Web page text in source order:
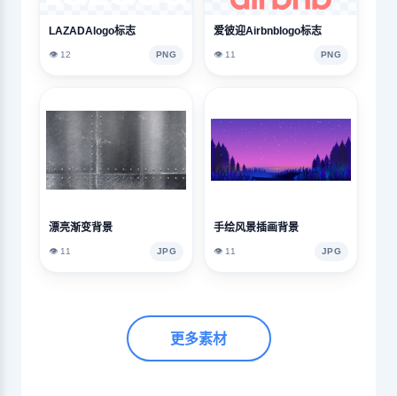
LAZADAlogo标志
👁️ 12 PNG
爱彼迎Airbnblogo标志
👁️ 11 PNG
漂亮渐变背景
👁️ 11 JPG
手绘风景插画背景
👁️ 11 JPG
更多素材